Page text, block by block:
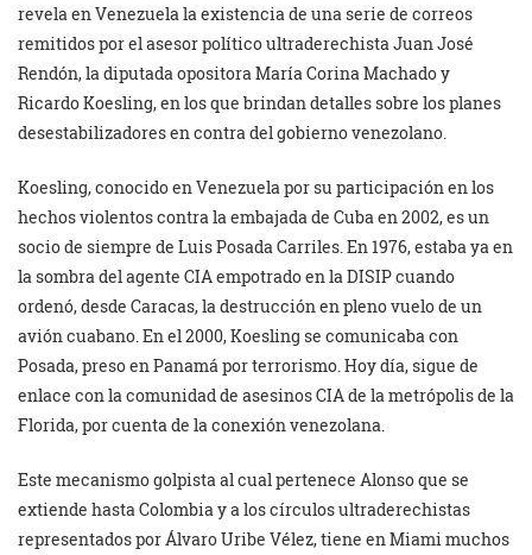
revela en Venezuela la existencia de una serie de correos
remitidos por el asesor político ultraderechista Juan José
Rendón, la diputada opositora María Corina Machado y
Ricardo Koesling, en los que brindan detalles sobre los planes
desestabilizadores en contra del gobierno venezolano.
Koesling, conocido en Venezuela por su participación en los
hechos violentos contra la embajada de Cuba en 2002, es un
socio de siempre de Luis Posada Carriles. En 1976, estaba ya en
la sombra del agente CIA empotrado en la DISIP cuando
ordenó, desde Caracas, la destrucción en pleno vuelo de un
avión cuabano. En el 2000, Koesling se comunicaba con
Posada, preso en Panamá por terrorismo. Hoy día, sigue de
enlace con la comunidad de asesinos CIA de la metrópolis de la
Florida, por cuenta de la conexión venezolana.
Este mecanismo golpista al cual pertenece Alonso que se
extiende hasta Colombia y a los círculos ultraderechistas
representados por Álvaro Uribe Vélez, tiene en Miami muchos